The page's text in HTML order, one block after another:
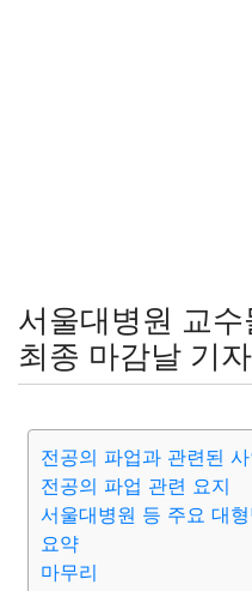
서울대병원 교수
최종 마감날 기
전공의 파업과 관련된
전공의 파업 관련 요지
서울대병원 등 주요 대
요약
마무리